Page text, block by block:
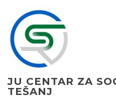
content
JU CENTAR ZA
TEŠANJ